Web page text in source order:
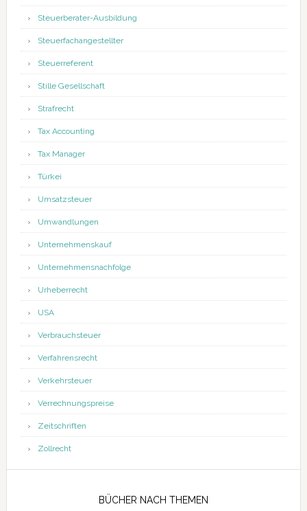
Steuerberater-Ausbildung
Steuerfachangestellter
Steuerreferent
Stille Gesellschaft
Strafrecht
Tax Accounting
Tax Manager
Türkei
Umsatzsteuer
Umwandlungen
Unternehmenskauf
Unternehmensnachfolge
Urheberrecht
USA
Verbrauchsteuer
Verfahrensrecht
Verkehrsteuer
Verrechnungspreise
Zeitschriften
Zollrecht
BÜCHER NACH THEMEN